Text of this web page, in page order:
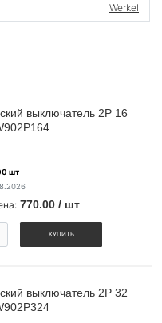
Werkel
выключатель 2P 16
шт
770.00 / шт
КУПИТЬ
выключатель 2P 32